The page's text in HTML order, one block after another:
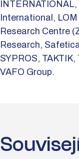
International,
Research Centre
Research,
SYPROS,
VAFO Group.